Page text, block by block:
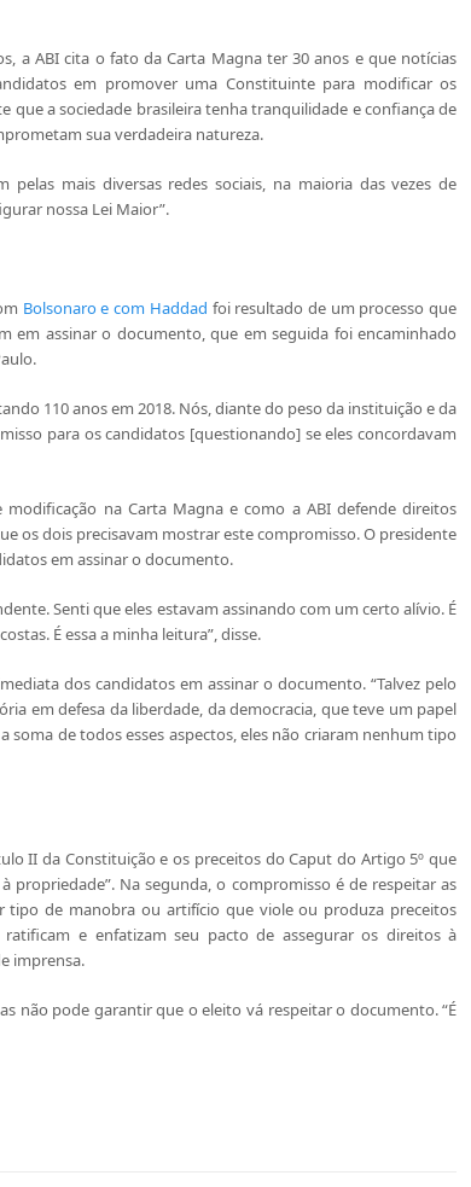
a ABI cita o fato da Carta Magna ter 30 anos e que notícias
em promover uma Constituinte para modificar os
que a sociedade brasileira tenha tranquilidade e confiança de
sua verdadeira natureza.
mais diversas redes sociais, na maioria das vezes de
nossa Lei Maior”.
Bolsonaro e com Haddad foi resultado de um processo que
em assinar o documento, que em seguida foi encaminhado
110 anos em 2018. Nós, diante do peso da instituição e da
para os candidatos [questionando] se eles concordavam
na Carta Magna e como a ABI defende direitos
os dois precisavam mostrar este compromisso. O presidente
em assinar o documento.
Senti que eles estavam assinando com um certo alívio. É
É essa a minha leitura”, disse.
dos candidatos em assinar o documento. “Talvez pelo
em defesa da liberdade, da democracia, que teve um papel
de todos esses aspectos, eles não criaram nenhum tipo
II da Constituição e os preceitos do Caput do Artigo 5º que
propriedade”. Na segunda, o compromisso é de respeitar as
tipo de manobra ou artifício que viole ou produza preceitos
e enfatizam seu pacto de assegurar os direitos à
imprensa.
não pode garantir que o eleito vá respeitar o documento. “É